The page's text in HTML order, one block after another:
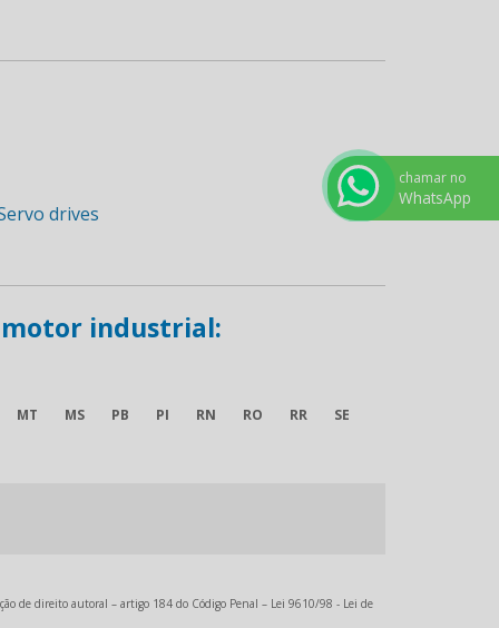
motor industrial:
MT MS PB PI RN RO RR SE
de direito autoral – artigo 184 do Código Penal – Lei 9610/98 - Lei de
chamar no
WhatsApp